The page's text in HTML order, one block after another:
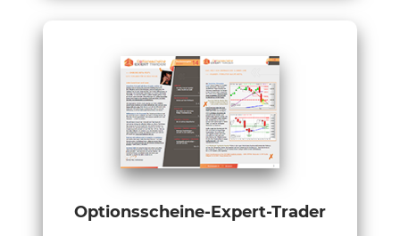
Optionsscheine-Expert-Trader